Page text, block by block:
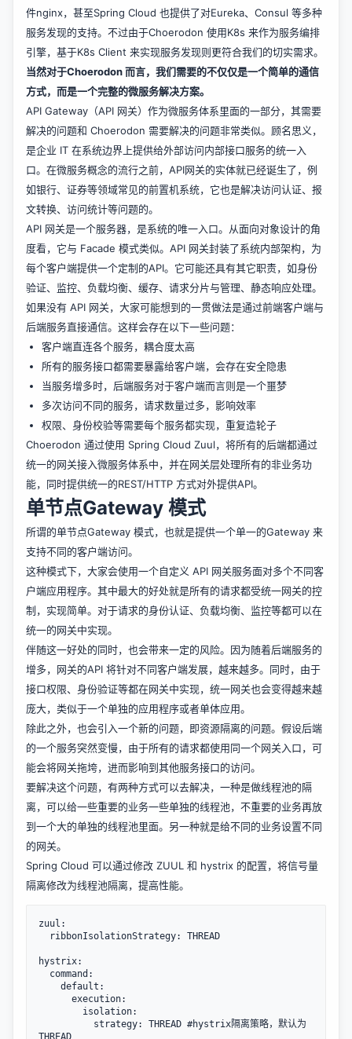
件nginx，甚至Spring Cloud 也提供了对Eureka、Consul 等多种
服务发现的支持。不过由于Choerodon 使用K8s 来作为服务编排
引擎，基于K8s Client 来实现服务发现则更符合我们的切实需求。
当然对于Choerodon 而言，我们需要的不仅仅是一个简单的通信
方式，而是一个完整的微服务解决方案。
API Gateway（API 网关）作为微服务体系里面的一部分，其需要
解决的问题和 Choerodon 需要解决的问题非常类似。顾名思义，
是企业 IT 在系统边界上提供给外部访问内部接口服务的统一入
口。在微服务概念的流行之前，API网关的实体就已经诞生了，例
如银行、证券等领域常见的前置机系统，它也是解决访问认证、报
文转换、访问统计等问题的。
API 网关是一个服务器，是系统的唯一入口。从面向对象设计的角
度看，它与 Facade 模式类似。API 网关封装了系统内部架构，为
每个客户端提供一个定制的API。它可能还具有其它职责，如身份
验证、监控、负载均衡、缓存、请求分片与管理、静态响应处理。
如果没有 API 网关，大家可能想到的一贯做法是通过前端客户端与
后端服务直接通信。这样会存在以下一些问题：
客户端直连各个服务，耦合度太高
所有的服务接口都需要暴露给客户端，会存在安全隐患
当服务增多时，后端服务对于客户端而言则是一个噩梦
多次访问不同的服务，请求数量过多，影响效率
权限、身份校验等需要每个服务都实现，重复造轮子
Choerodon 通过使用 Spring Cloud Zuul，将所有的后端都通过
统一的网关接入微服务体系中，并在网关层处理所有的非业务功
能，同时提供统一的REST/HTTP 方式对外提供API。
单节点Gateway 模式
所谓的单节点Gateway 模式，也就是提供一个单一的Gateway 来
支持不同的客户端访问。
这种模式下，大家会使用一个自定义 API 网关服务面对多个不同客
户端应用程序。其中最大的好处就是所有的请求都受统一网关的控
制，实现简单。对于请求的身份认证、负载均衡、监控等都可以在
统一的网关中实现。
伴随这一好处的同时，也会带来一定的风险。因为随着后端服务的
增多，网关的API 将针对不同客户端发展，越来越多。同时，由于
接口权限、身份验证等都在网关中实现，统一网关也会变得越来越
庞大，类似于一个单独的应用程序或者单体应用。
除此之外，也会引入一个新的问题，即资源隔离的问题。假设后端
的一个服务突然变慢，由于所有的请求都使用同一个网关入口，可
能会将网关拖垮，进而影响到其他服务接口的访问。
要解决这个问题，有两种方式可以去解决，一种是做线程池的隔
离，可以给一些重要的业务一些单独的线程池，不重要的业务再放
到一个大的单独的线程池里面。另一种就是给不同的业务设置不同
的网关。
Spring Cloud 可以通过修改 ZUUL 和 hystrix 的配置，将信号量
隔离修改为线程池隔离，提高性能。
zuul:
hystrix:
THREAD